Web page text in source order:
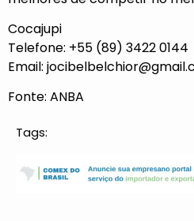
Cocajupi
Telefone: +55 (89) 3422 0144
Email:
Fonte: ANBA
Tags: